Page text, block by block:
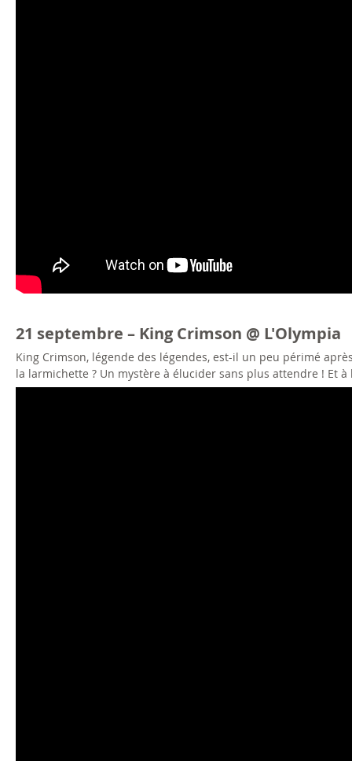
21 septembre – King Crimson @ L'Olympia
King Crimson, légende des légendes, est-il un peu périmé
la larmichette ? Un mystère à élucider sans plus attendre ! Et